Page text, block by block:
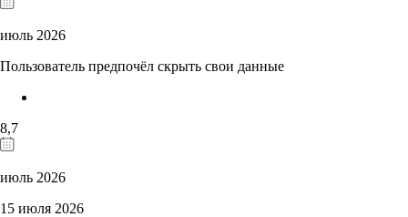
июль 2026
Пользователь предпочёл скрыть свои данные
8,7
июль 2026
15 июля 2026